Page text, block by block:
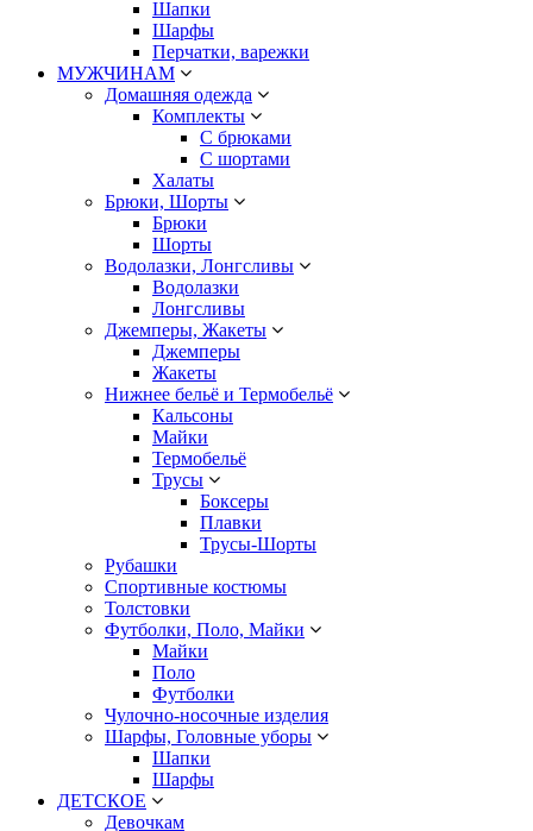
Шапки
Шарфы
Перчатки, варежки
МУЖЧИНАМ
Домашняя одежда
Комплекты
С брюками
С шортами
Халаты
Брюки, Шорты
Брюки
Шорты
Водолазки, Лонгсливы
Водолазки
Лонгсливы
Джемперы, Жакеты
Джемперы
Жакеты
Нижнее бельё и Термобельё
Кальсоны
Майки
Термобельё
Трусы
Боксеры
Плавки
Трусы-Шорты
Рубашки
Спортивные костюмы
Толстовки
Футболки, Поло, Майки
Майки
Поло
Футболки
Чулочно-носочные изделия
Шарфы, Головные уборы
Шапки
Шарфы
ДЕТСКОЕ
Девочкам